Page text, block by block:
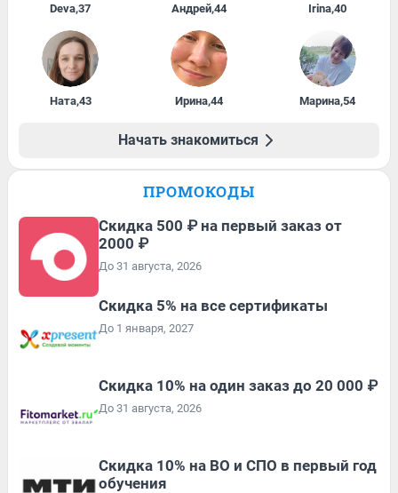
Deva,37 Андрей,44 Irina,40
Ната,43 Ирина,44 Марина,54
Начать знакомиться
ПРОМОКОДЫ
Скидка 500 ₽ на первый заказ от
2000 ₽
До 31 августа, 2026
Скидка 5% на все сертификаты
До 1 января, 2027
Скидка 10% на один заказ до 20 000 ₽
До 31 августа, 2026
Скидка 10% на ВО и СПО в первый год
обучения